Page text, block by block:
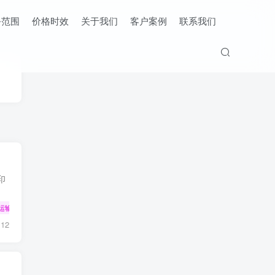
围 价格时效 关于我们 客户案例 联系我们
输
12